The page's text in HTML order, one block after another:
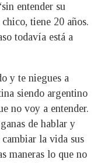
entender su
tiene 20 años.
todavía está a
y te niegues a
siendo argentino
no voy a entender.
de hablar y
la vida sus
maneras lo que no